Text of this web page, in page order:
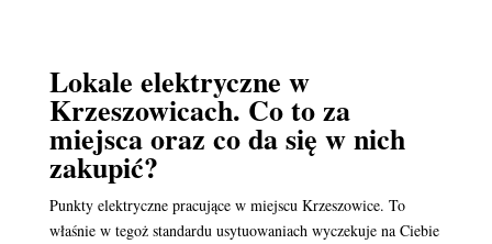
Lokale elektryczne w
Krzeszowicach. Co to za
miejsca oraz co da się w nich
zakupić?
Punkty elektryczne pracujące w miejscu Krzeszowice. To
właśnie w tegoż standardu usytuowaniach wyczekuje na Ciebie